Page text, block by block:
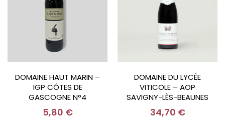
DOMAINE HAUT MARIN –
IGP CÔTES DE
GASCOGNE N°4
« TRITON » – 2023
5,80 €
DOMAINE DU LYCÉE
VITICOLE – AOP
SAVIGNY-LÈS-BEAUNES
1ER CRU « AUX
GRAVAINS » – 2022
34,70 €